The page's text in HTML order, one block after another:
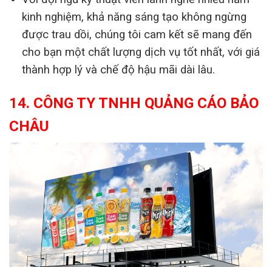
kinh nghiệm, khả năng sáng tạo không ngừng
được trau dồi, chúng tôi cam kết sẽ mang đến
cho bạn một chất lượng dịch vụ tốt nhất, với giá
thành hợp lý và chế độ hậu mãi dài lâu.
14. CÔNG TY TNHH QUẢNG CÁO BẢO
CHÂU